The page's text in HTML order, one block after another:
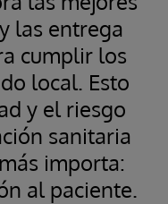
las entrega
cumplir los
local. Esto
y el riesgo
sanitaria
importa:
al paciente.